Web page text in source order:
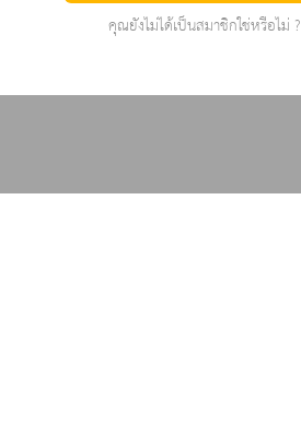
คุณยังไม่ได้เป็นสมาชิกใช่หรือไม่ ?